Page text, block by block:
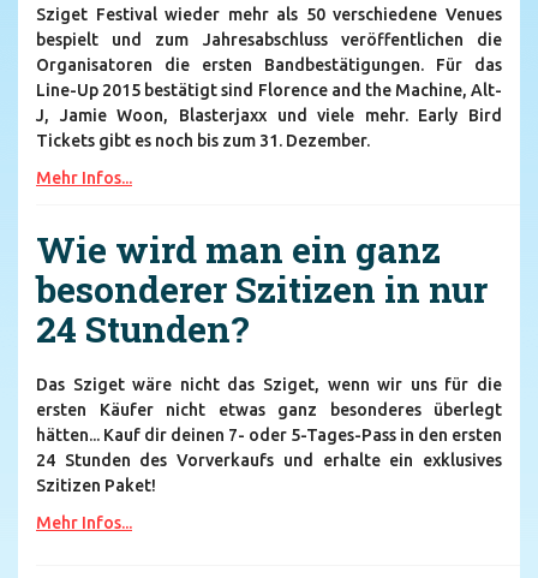
Sziget Festival wieder mehr als 50 verschiedene Venues
bespielt und zum Jahresabschluss veröffentlichen die
Organisatoren die ersten Bandbestätigungen. Für das
Line-Up 2015 bestätigt sind Florence and the Machine, Alt-
J, Jamie Woon, Blasterjaxx und viele mehr. Early Bird
Tickets gibt es noch bis zum 31. Dezember.
Mehr Infos...
Wie wird man ein ganz
besonderer Szitizen in nur
24 Stunden?
Das Sziget wäre nicht das Sziget, wenn wir uns für die
ersten Käufer nicht etwas ganz besonderes überlegt
hätten... Kauf dir deinen 7- oder 5-Tages-Pass in den ersten
24 Stunden des Vorverkaufs und erhalte ein exklusives
Szitizen Paket!
Mehr Infos...